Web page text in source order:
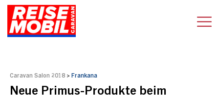
Caravan Salon 2018 > Frankana
Neue Primus-Produkte beim